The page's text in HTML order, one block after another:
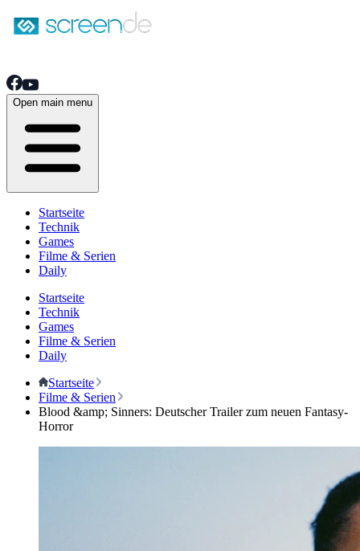
Open main menu
Startseite
Technik
Games
Filme & Serien
Daily
Startseite
Technik
Games
Filme & Serien
Daily
Startseite
Filme & Serien
Blood &amp; Sinners: Deutscher Trailer zum neuen Fantasy-
Horror